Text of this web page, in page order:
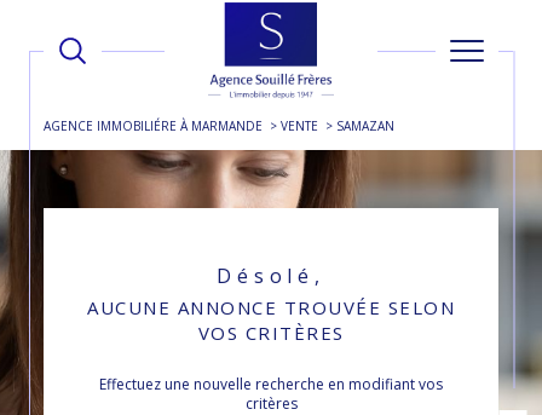
AGENCE IMMOBILIÉRE À MARMANDE VENTE SAMAZAN
Désolé,
AUCUNE ANNONCE TROUVÉE SELON
VOS CRITÈRES
Effectuez une nouvelle recherche en modifiant vos
critères